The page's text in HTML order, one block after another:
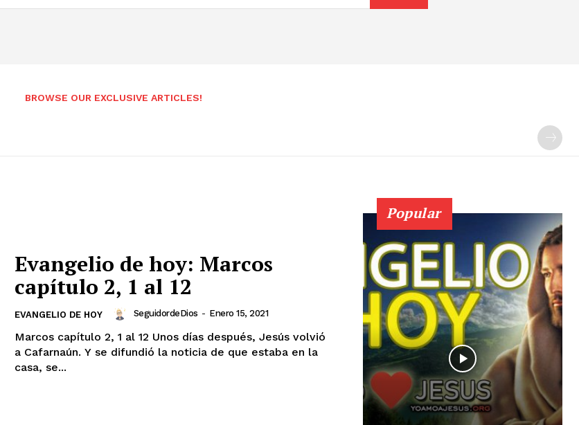
BROWSE OUR EXCLUSIVE ARTICLES!
Evangelio de hoy: Marcos
capítulo 2, 1 al 12
EVANGELIO DE HOY SeguidordeDios - Enero 15, 2021
Marcos capítulo 2, 1 al 12 Unos días después, Jesús volvió
a Cafarnaún. Y se difundió la noticia de que estaba en la
casa, se...
Popular